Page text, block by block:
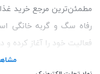
مطمئن‌ترین مرجع خرید غذا
فعالیت خود را آغاز کرده
و ارائه محصولات